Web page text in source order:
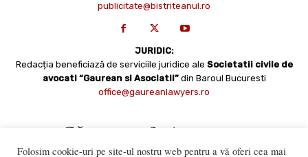
publicitate@bistriteanul.ro
JURIDIC:
Redacția beneficiază de serviciile juridice ale Societatii civile de
avocati “Gaurean si Asociatii” din Baroul Bucuresti
office@gaureanlawyers.ro
Folosim cookie-uri pe site-ul nostru web pentru a vă oferi cea mai